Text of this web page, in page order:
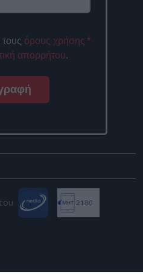
όρους χρήσης
απορρήτου.
*